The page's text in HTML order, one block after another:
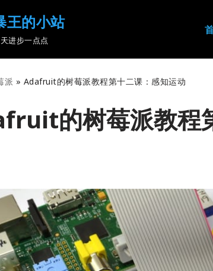
王的小站
进步一点点
派 » Adafruit的树莓派教程第十二课：感知运动
的树莓派教程